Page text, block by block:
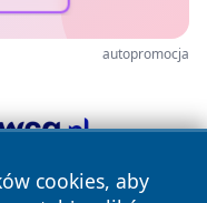
autopromocja
cookies, aby